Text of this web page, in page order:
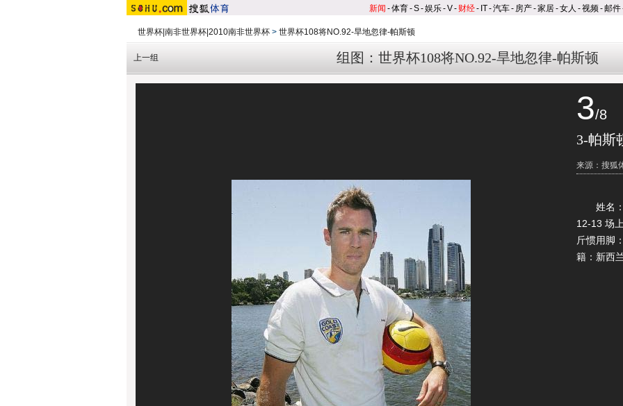
新闻 -体育-S-娱乐-V- 财经- IT-汽车- 房产-家居-女人 -视频-邮件
世界杯|南非世界杯|2010南非世界杯 > 世界杯108将NO.92-旱地忽律-帕斯顿
组图：世界杯108将NO.92-旱地忽律-帕斯顿
上一组
3/8
3-帕斯
来源：搜狐
姓名：
12-13 场
斤惯用脚
籍：新西